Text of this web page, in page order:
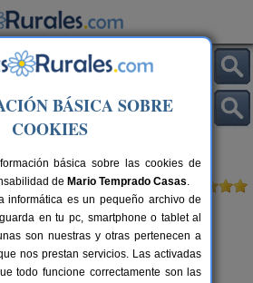
de Zambrana
BÁSICA SOBRE
COOKIES
básica sobre las cookies de
de Mario Temprado Casas.
informática es un pequeño archivo de
en tu pc, smartphone o tablet al
son nuestras y otras pertenecen a
nos prestan servicios. Las activadas
todo funcione correctamente son las